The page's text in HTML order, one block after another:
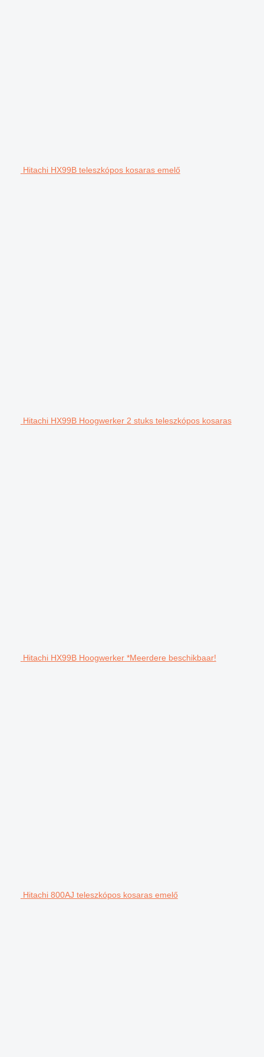
Hitachi HX99B teleszkópos kosaras emelő
Hitachi HX99B Hoogwerker 2 stuks teleszkópos kosaras
Hitachi HX99B Hoogwerker *Meerdere beschikbaar!
Hitachi 800AJ teleszkópos kosaras emelő